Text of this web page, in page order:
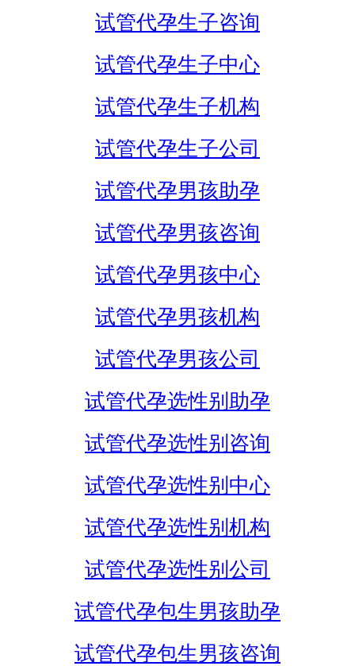
试管代孕生子咨询
试管代孕生子中心
试管代孕生子机构
试管代孕生子公司
试管代孕男孩助孕
试管代孕男孩咨询
试管代孕男孩中心
试管代孕男孩机构
试管代孕男孩公司
试管代孕选性别助孕
试管代孕选性别咨询
试管代孕选性别中心
试管代孕选性别机构
试管代孕选性别公司
试管代孕包生男孩助孕
试管代孕包生男孩咨询